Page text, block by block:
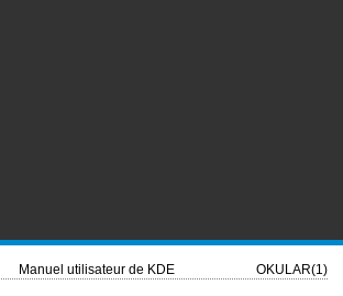
Manuel utilisateur de KDE OKULAR(1)